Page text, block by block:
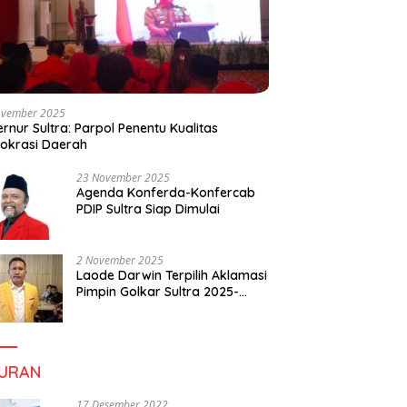
2025
Sultra: Parpol Penentu Kualitas
Daerah
23 November 2025
Agenda Konferda-Konfercab
PDIP Sultra Siap Dimulai
2 November 2025
Laode Darwin Terpilih Aklamasi
Pimpin Golkar Sultra 2025-